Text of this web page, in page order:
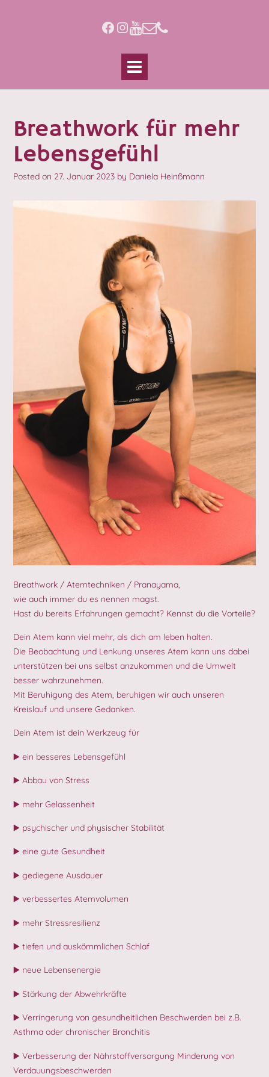
Facebook
Instagram
Breathwork für mehr
Lebensgefühl
Posted on 27. Januar 2023 by Daniela Heinßmann
Breathwork / Atemtechniken / Pranayama,
wie auch immer du es nennen magst.
Hast du bereits Erfahrungen gemacht? Kennst du die Vorteile?
Dein Atem kann viel mehr, als dich am leben halten.
Die Beobachtung und Lenkung unseres Atem kann uns dabei
unterstützen bei uns selbst anzukommen und die Umwelt
besser wahrzunehmen.
Mit Beruhigung des Atem, beruhigen wir auch unseren
Kreislauf und unsere Gedanken.
Dein Atem ist dein Werkzeug für
▶️ ein besseres Lebensgefühl
▶️ Abbau von Stress
▶️ mehr Gelassenheit
▶️ psychischer und physischer Stabilität
▶️ eine gute Gesundheit
▶️ gediegene Ausdauer
▶️ verbessertes Atemvolumen
▶️ mehr Stressresilienz
▶️ tiefen und auskömmlichen Schlaf
▶️ neue Lebensenergie
▶️ Stärkung der Abwehrkräfte
▶️ Verringerung von gesundheitlichen Beschwerden bei z.B.
Asthma oder chronischer Bronchitis
▶️ Verbesserung der Nährstoffversorgung Minderung von
Verdauungsbeschwerden